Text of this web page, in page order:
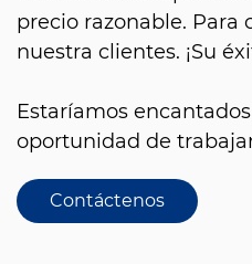
precio razonable. Para
nuestra clientes. ¡Su
Estaríamos
oportunidad de
Contáctenos